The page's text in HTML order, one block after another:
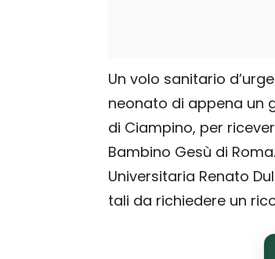
Un volo sanitario
neonato di appena un
di Ciampino, per
Bambino Gesù di
Universitaria Renato
tali da richiedere un